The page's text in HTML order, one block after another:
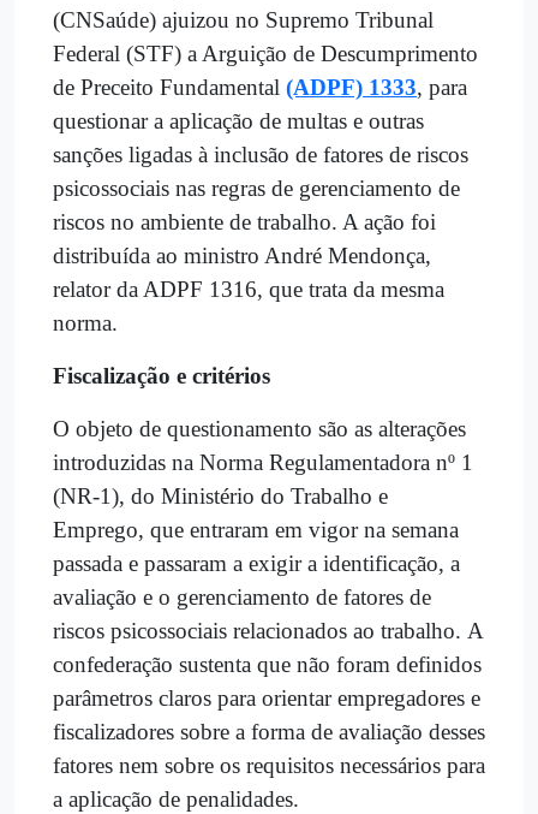
(CNSaúde) ajuizou no Supremo Tribunal
Federal (STF) a Arguição de Descumprimento
de Preceito Fundamental (ADPF) 1333, para
questionar a aplicação de multas e outras
sanções ligadas à inclusão de fatores de riscos
psicossociais nas regras de gerenciamento de
riscos no ambiente de trabalho. A ação foi
distribuída ao ministro André Mendonça,
relator da ADPF 1316, que trata da mesma
norma.
Fiscalização e critérios
O objeto de questionamento são as alterações
introduzidas na Norma Regulamentadora nº 1
(NR-1), do Ministério do Trabalho e
Emprego, que entraram em vigor na semana
passada e passaram a exigir a identificação, a
avaliação e o gerenciamento de fatores de
riscos psicossociais relacionados ao trabalho. A
confederação sustenta que não foram definidos
parâmetros claros para orientar empregadores e
fiscalizadores sobre a forma de avaliação desses
fatores nem sobre os requisitos necessários para
a aplicação de penalidades.